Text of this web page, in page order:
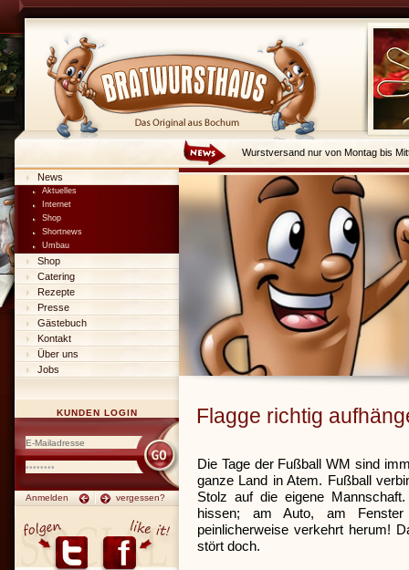
Wurstversand nur von Montag bis
News
Aktuelles
Internet
Shop
Shortnews
Umbau
Shop
Catering
Rezepte
Presse
Gästebuch
Kontakt
Über uns
Jobs
KUNDEN LOGIN
Anmelden vergessen?
Flagge richtig
Die Tage der Fußball WM sind
ganze Land in Atem. Fußball
Stolz auf die eigene
hissen; am Auto, am
peinlicherweise verkehrt herum!
stört doch.